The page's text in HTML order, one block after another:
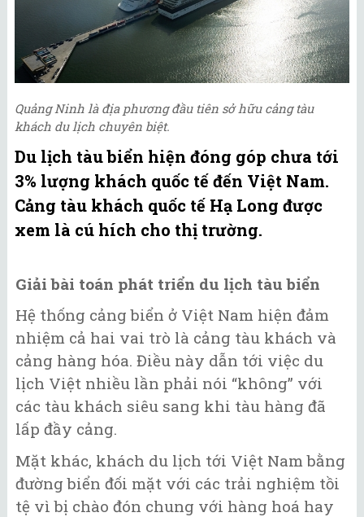
Quảng Ninh là địa phương đầu tiên sở hữu cảng tàu
khách du lịch chuyên biệt.
Du lịch tàu biển hiện đóng góp chưa tới
3% lượng khách quốc tế đến Việt Nam.
Cảng tàu khách quốc tế Hạ Long được
xem là cú hích cho thị trường.
Giải bài toán phát triển du lịch tàu biển
Hệ thống cảng biển ở Việt Nam hiện đảm
nhiệm cả hai vai trò là cảng tàu khách và
cảng hàng hóa. Điều này dẫn tới việc du
lịch Việt nhiều lần phải nói “không” với
các tàu khách siêu sang khi tàu hàng đã
lấp đầy cảng.
Mặt khác, khách du lịch tới Việt Nam bằng
đường biển đối mặt với các trải nghiệm tồi
tệ vì bị chào đón chung với hàng hoá hay